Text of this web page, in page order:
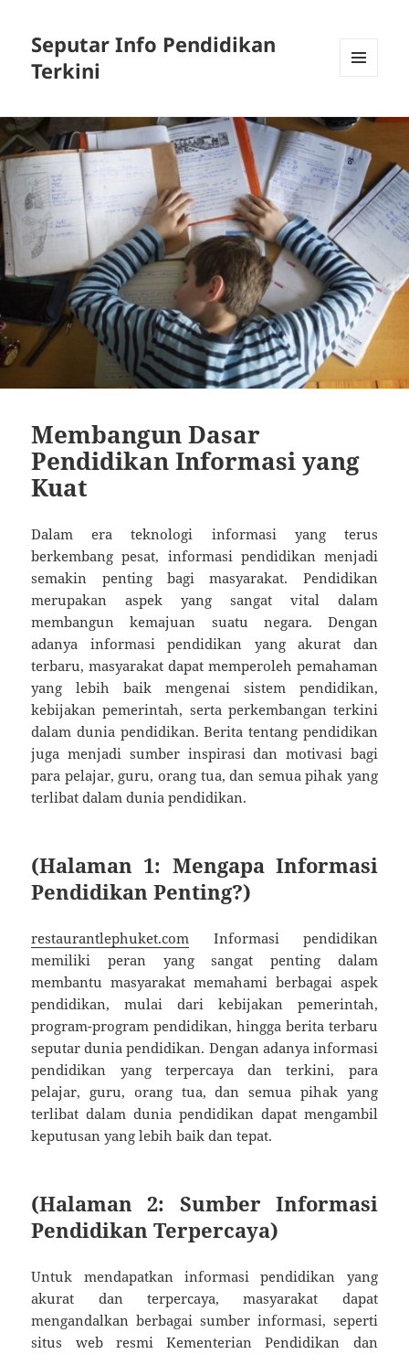
Seputar Info Pendidikan
Terkini
WIDGETS
Membangun Dasar
Pendidikan Informasi yang
Kuat
Dalam era teknologi informasi yang terus
berkembang pesat, informasi pendidikan menjadi
semakin penting bagi masyarakat. Pendidikan
merupakan aspek yang sangat vital dalam
membangun kemajuan suatu negara. Dengan
adanya informasi pendidikan yang akurat dan
terbaru, masyarakat dapat memperoleh pemahaman
yang lebih baik mengenai sistem pendidikan,
kebijakan pemerintah, serta perkembangan terkini
dalam dunia pendidikan. Berita tentang pendidikan
juga menjadi sumber inspirasi dan motivasi bagi
para pelajar, guru, orang tua, dan semua pihak yang
terlibat dalam dunia pendidikan.
(Halaman 1: Mengapa Informasi
Pendidikan Penting?)
restaurantlephuket.com Informasi pendidikan
memiliki peran yang sangat penting dalam
membantu masyarakat memahami berbagai aspek
pendidikan, mulai dari kebijakan pemerintah,
program-program pendidikan, hingga berita terbaru
seputar dunia pendidikan. Dengan adanya informasi
pendidikan yang terpercaya dan terkini, para
pelajar, guru, orang tua, dan semua pihak yang
terlibat dalam dunia pendidikan dapat mengambil
keputusan yang lebih baik dan tepat.
(Halaman 2: Sumber Informasi
Pendidikan Terpercaya)
Untuk mendapatkan informasi pendidikan yang
akurat dan terpercaya, masyarakat dapat
mengandalkan berbagai sumber informasi, seperti
situs web resmi Kementerian Pendidikan dan